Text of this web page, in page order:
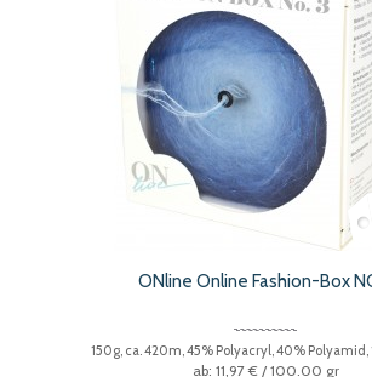
ONline Online Fashion-Box
150g, ca. 420m, 45% Polyacryl, 40% Polyamid,
11,97 € / 100.00 gr